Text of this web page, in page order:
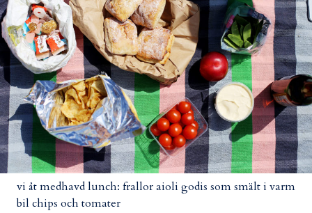
vi åt medhavd lunch: frallor aioli godis som smält i varm
bil chips och tomater